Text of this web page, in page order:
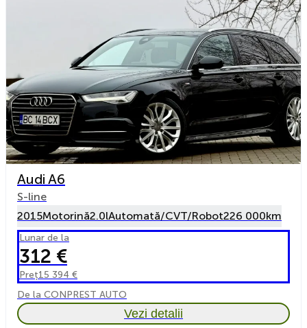
Audi A6
S-line
2015Motorină2.0lAutomată/CVT/Robot226 000km
Lunar de la
312 €
Preț15 394 €
De la CONPREST AUTO
Vezi detalii